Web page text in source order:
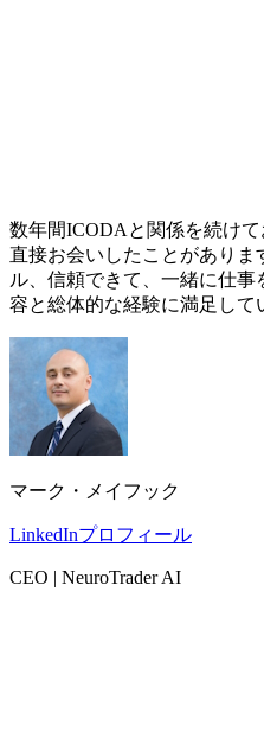
数年間ICODAと関係を続け
直接お会いしたことがあり
ル、信頼できて、一緒に仕
容と総体的な経験に満足して
マーク・メイフック
LinkedInプロフィール
CEO | NeuroTrader AI